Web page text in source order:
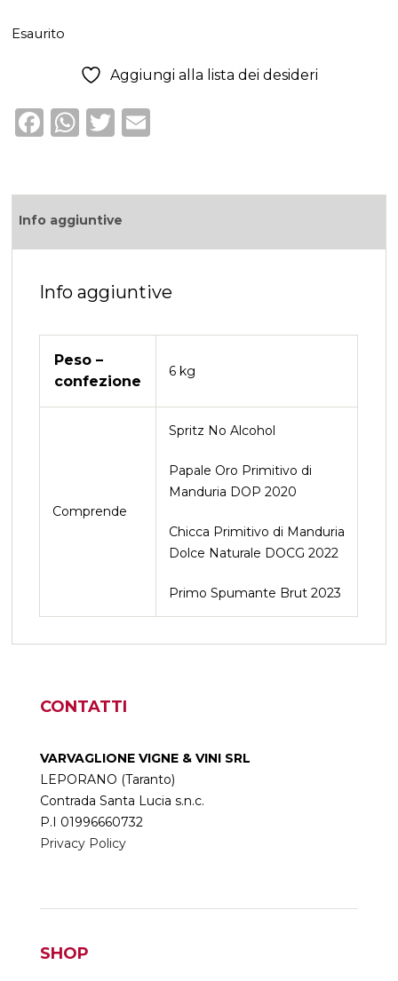
Esaurito
Aggiungi alla lista dei desideri
F
b
o
W
ts
A
p
T
r
Info aggiuntive
Info aggiuntive
Peso –
confezione
6 kg
Comprende
Spritz No Alcohol
Papale Oro Primitivo di
Manduria DOP 2020
Chicca Primitivo di Manduria
Dolce Naturale DOCG 2022
Primo Spumante Brut 2023
CONTATTI
VARVAGLIONE VIGNE & VINI SRL
LEPORANO (Taranto)
Contrada Santa Lucia s.n.c.
P.I 01996660732
Privacy Policy
SHOP